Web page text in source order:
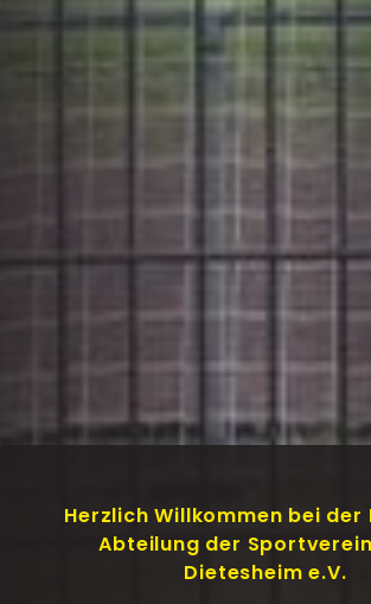
Herzlich Willkommen bei der
Abteilung der
Dietesheim e.V.